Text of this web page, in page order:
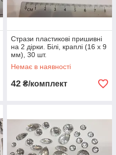
Стрази пластикові пришивні
на 2 дірки. Білі, краплі (16 х 9
мм), 30 шт.
Немає в наявності
42 ₴/комплект